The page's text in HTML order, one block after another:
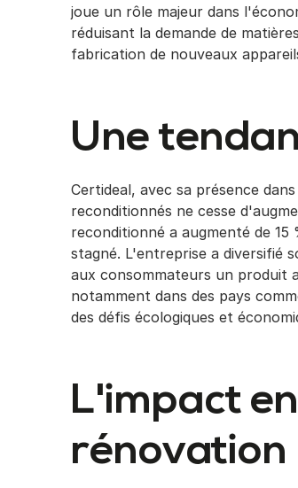
joue un rôle majeur dans
réduisant la demande de
fabrication de nouveaux
Une
Certideal, avec sa présence
reconditionnés ne cesse
reconditionné a augmenté de
stagné. L'entreprise a diversifié
aux consommateurs un produit
notamment dans des pays
des défis écologiques et
L'impact
rénovation